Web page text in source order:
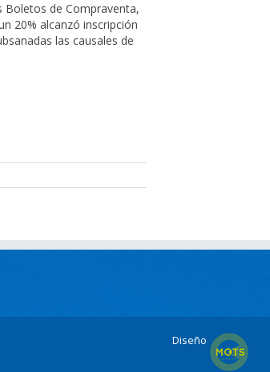
Boletos de Compraventa,
20% alcanzó inscripción
las causales de
Diseño